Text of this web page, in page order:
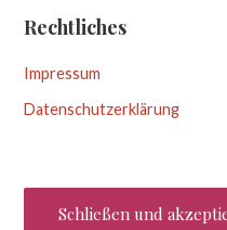
Rechtliches
Impressum
Datenschutzerklärung